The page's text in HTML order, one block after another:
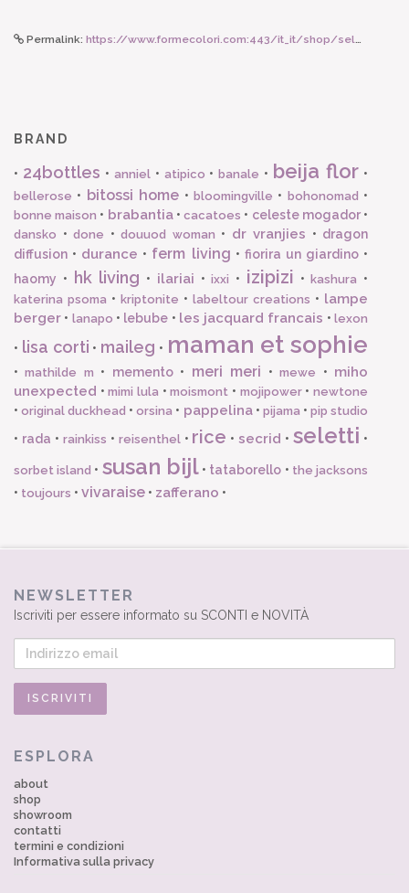
Permalink: https://www.formecolori.com:443/it_it/shop/seletti_world/lighting/seletti_lampada_in_porcellana_with_me/5498
BRAND
• 24bottles • anniel• atipico •banale • beija flor •
bellerose • bitossi home • bloomingville • bohonomad •
bonne maison • brabantia•cacatoes • celeste mogador•
dansko • done • douuod woman • dr vranjies • dragon
diffusion • durance • ferm living • fiorira un giardino•
haomy • hk living • ilariai •ixxi • izipizi •kashura •
katerina psoma • kriptonite • labeltour creations • lampe
berger • lanapo • lebube • les jacquard francais •lexon
• lisa corti • maileg • maman et sophie
•mathilde m • memento• meri meri •mewe • miho
unexpected •mimi lula •moismont • mojipower•newtone
•original duckhead •orsina • pappelina• pijama • pip studio
• rada • rainkiss • reisenthel• rice •secrid •seletti •
sorbet island • susan bijl• tataborello • the jacksons
• toujours • vivaraise • zafferano •
NEWSLETTER
Iscriviti per essere informato su SCONTI e NOVITÀ
ESPLORA
about
shop
showroom
contatti
termini e condizioni
Informativa sulla privacy